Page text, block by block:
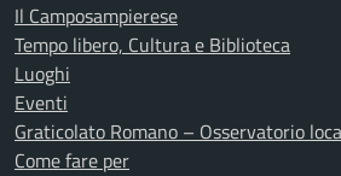
Il Camposampierese
Tempo libero, Cultura e Biblioteca
Luoghi
Eventi
Graticolato Romano – Osservatorio
Come fare per